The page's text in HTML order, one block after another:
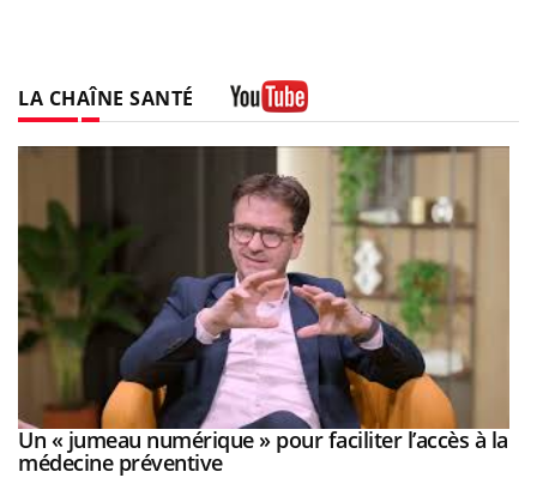
LA CHAÎNE SANTÉ
Youtube
Un « jumeau numérique » pour faciliter l’accès à la
médecine préventiveYoutube